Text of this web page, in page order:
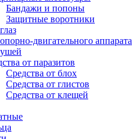
Бандажи и попоны
Защитные воротники
двигательного аппарата
от паразитов
Средства от блох
Средства от глистов
Средства от клещей